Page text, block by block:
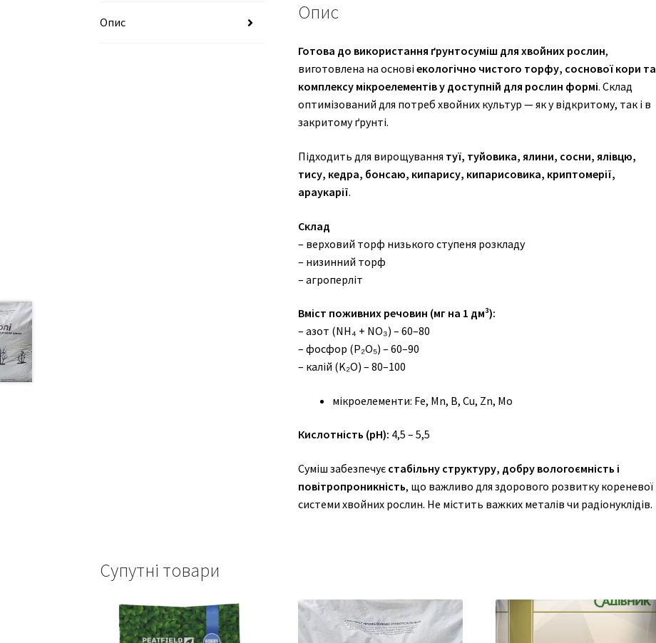
Опис Опис
Готова до використання ґрунтосуміш для хвойних рослин,
виготовлена на основіекологічно чистого торфу, соснової кори та
комплексу мікроелементів у доступній для рослин формі. Склад
оптимізований для потреб хвойних культур — як у відкритому, так і в
закритому ґрунті.
Підходить для вирощування туї, туйовика, ялини, сосни, ялівцю,
тису, кедра, бонсаю, кипарису, кипарисовика, криптомерії,
араукарії.
Склад
– верховий торф низького ступеня розкладу
– низинний торф
– агроперліт
Вміст поживних речовин (мг на 1 дм³):
– азот (NH₄ + NO₃) – 60–80
– фосфор (P₂O₅) – 60–90
– калій (K₂O) – 80–100
мікроелементи: Fe, Mn, B, Cu, Zn, Mo
Кислотність (pH): 4,5 – 5,5
Суміш забезпечує стабільну структуру, добру вологоємність і
повітропроникність, що важливо для здорового розвитку кореневої
системи хвойних рослин. Не містить важких металів чи радіонуклідів.
Супутні товари